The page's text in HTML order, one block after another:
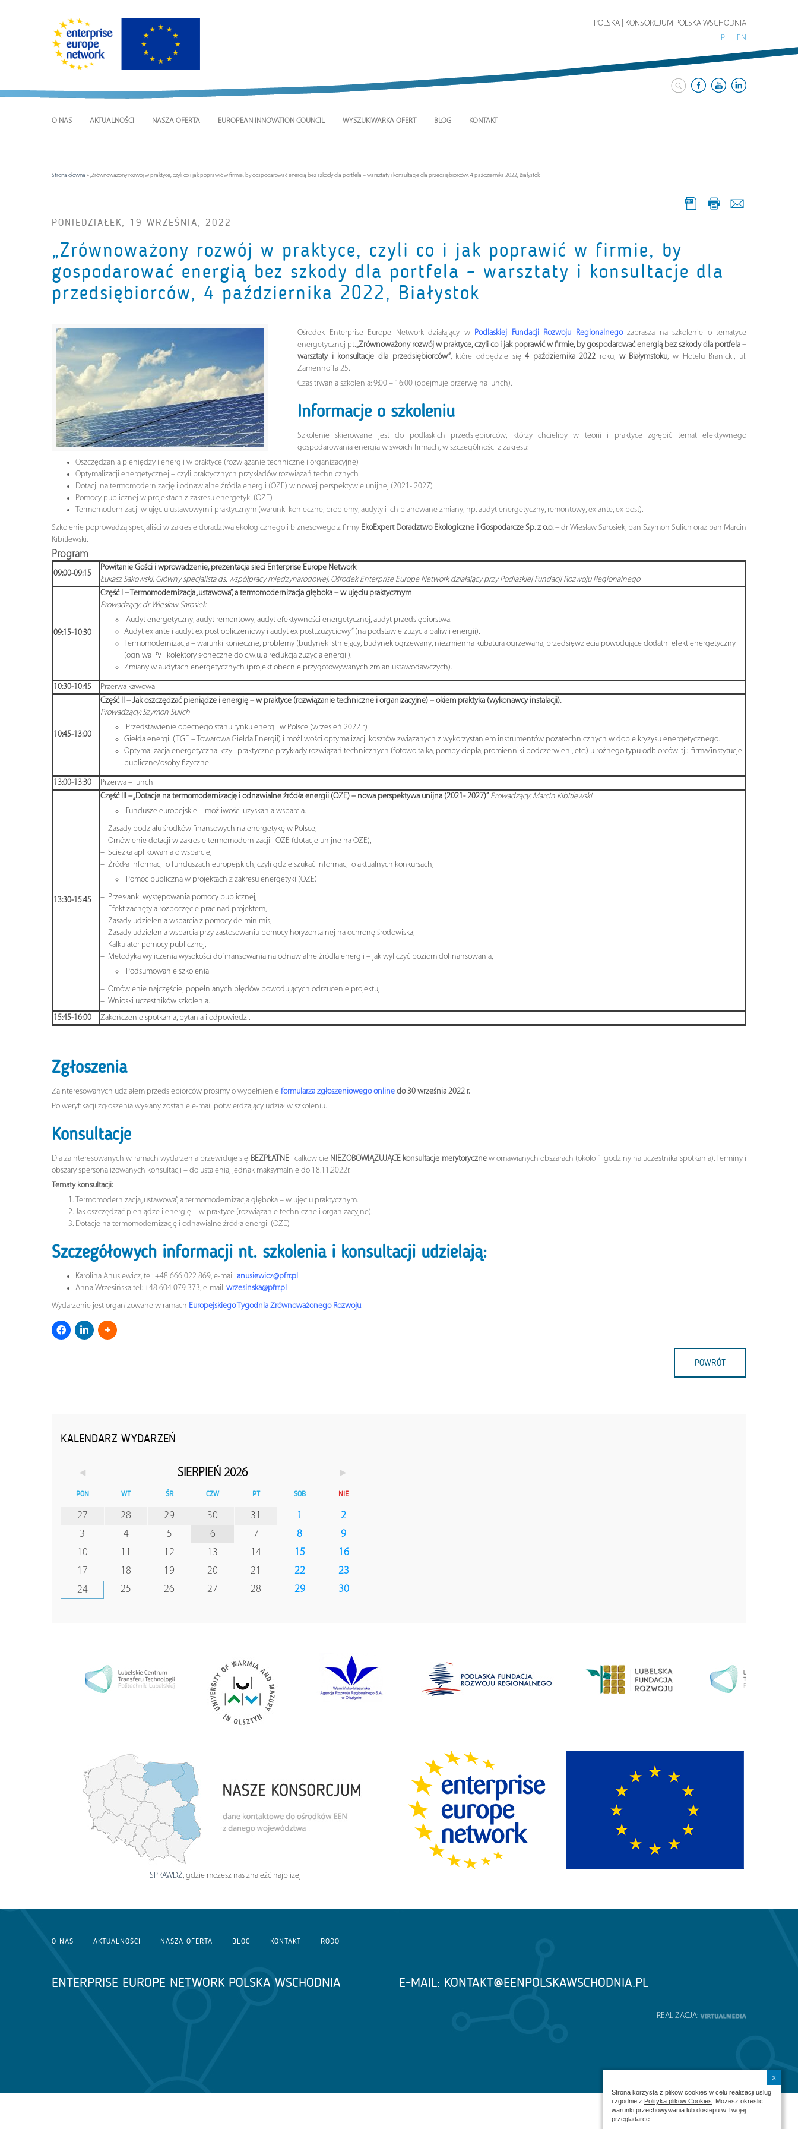
POLSKA | KONSORCJUM POLSKA WSCHODNIA
PL
EN
O NAS AKTUALNOŚCI NASZA OFERTA EUROPEAN INNOVATION COUNCIL WYSZUKIWARKA OFERT BLOG KONTAKT
Strona główna »„Zrównoważony rozwój w praktyce, czyli co i jak poprawić w firmie, by gospodarować energią bez szkody dla portfela – warsztaty i konsultacje dla przedsiębiorców, 4 października 2022, Białystok
PONIEDZIAŁEK, 19 WRZEŚNIA, 2022
„Zrównoważony rozwój w praktyce, czyli co i jak poprawić w firmie, by
gospodarować energią bez szkody dla portfela – warsztaty i konsultacje dla
przedsiębiorców, 4 października 2022, Białystok
Ośrodek Enterprise Europe Network działający w Podlaskiej Fundacji Rozwoju Regionalnego zaprasza na szkolenie o tematyce
energetycznej pt. „Zrównoważony rozwój w praktyce, czyli co i jak poprawić w firmie, by gospodarować energią bez szkody dla portfela –
warsztaty i konsultacje dla przedsiębiorców”, które odbędzie się 4 października 2022 roku, w Białymstoku, w Hotelu Branicki, ul.
Zamenhoffa 25.
Czas trwania szkolenia: 9:00 – 16:00 (obejmuje przerwę na lunch).
Informacje o szkoleniu
Szkolenie skierowane jest do podlaskich przedsiębiorców, którzy chcieliby w teorii i praktyce zgłębić temat efektywnego
gospodarowania energią w swoich firmach, w szczególności z zakresu:
Oszczędzania pieniędzy i energii w praktyce (rozwiązanie techniczne i organizacyjne)
Optymalizacji energetycznej – czyli praktycznych przykładów rozwiązań technicznych
Dotacji na termomodernizację i odnawialne źródła energii (OZE) w nowej perspektywie unijnej (2021- 2027)
Pomocy publicznej w projektach z zakresu energetyki (OZE)
Termomodernizacji w ujęciu ustawowym i praktycznym (warunki konieczne, problemy, audyty i ich planowane zmiany, np. audyt energetyczny, remontowy, ex ante, ex post).
Szkolenie poprowadzą specjaliści w zakresie doradztwa ekologicznego i biznesowego z firmy EkoExpert Doradztwo Ekologiczne i Gospodarcze Sp. z o.o. – dr Wiesław Sarosiek, pan Szymon Sulich oraz pan Marcin
Kibitlewski.
Program
09:00-09:15
Powitanie Gości i wprowadzenie, prezentacja sieci Enterprise Europe Network
Łukasz Sakowski, Główny specjalista ds. współpracy międzynarodowej, Ośrodek Enterprise Europe Network działający przy Podlaskiej Fundacji Rozwoju Regionalnego
09:15-10:30
Część I – Termomodernizacja „ustawowa”, a termomodernizacja głęboka – w ujęciu praktycznym
Prowadzący: dr Wiesław Sarosiek
Audyt energetyczny, audyt remontowy, audyt efektywności energetycznej, audyt przedsiębiorstwa.
Audyt ex ante i audyt ex post obliczeniowy i audyt ex post „zużyciowy” (na podstawie zużycia paliw i energii).
Termomodernizacja – warunki konieczne, problemy (budynek istniejący, budynek ogrzewany, niezmienna kubatura ogrzewana, przedsięwzięcia powodujące dodatni efekt energetyczny
(ogniwa PV i kolektory słoneczne do c.w.u. a redukcja zużycia energii).
Zmiany w audytach energetycznych (projekt obecnie przygotowywanych zmian ustawodawczych).
10:30-10:45 Przerwa kawowa
10:45-13:00
Część II – Jak oszczędzać pieniądze i energię – w praktyce (rozwiązanie techniczne i organizacyjne) – okiem praktyka (wykonawcy instalacji).
Prowadzący: Szymon Sulich
Przedstawienie obecnego stanu rynku energii w Polsce (wrzesień 2022 r.)
Giełda energii (TGE – Towarowa Giełda Energii) i możliwości optymalizacji kosztów związanych z wykorzystaniem instrumentów pozatechnicznych w dobie kryzysu energetycznego.
Optymalizacja energetyczna- czyli praktyczne przykłady rozwiązań technicznych (fotowoltaika, pompy ciepła, promienniki podczerwieni, etc.) u rożnego typu odbiorców: tj.: firma/instytucje
publiczne/osoby fizyczne.
13:00-13:30 Przerwa – lunch
13:30-15:45
Część III – „Dotacje na termomodernizację i odnawialne źródła energii (OZE) – nowa perspektywa unijna (2021- 2027)” Prowadzący: Marcin Kibitlewski
Fundusze europejskie – możliwości uzyskania wsparcia.
– Zasady podziału środków finansowych na energetykę w Polsce,
– Omówienie dotacji w zakresie termomodernizacji i OZE (dotacje unijne na OZE),
– Ścieżka aplikowania o wsparcie,
– Źródła informacji o funduszach europejskich, czyli gdzie szukać informacji o aktualnych konkursach,
Pomoc publiczna w projektach z zakresu energetyki (OZE)
– Przesłanki występowania pomocy publicznej,
– Efekt zachęty a rozpoczęcie prac nad projektem,
– Zasady udzielenia wsparcia z pomocy de minimis,
– Zasady udzielenia wsparcia przy zastosowaniu pomocy horyzontalnej na ochronę środowiska,
– Kalkulator pomocy publicznej,
– Metodyka wyliczenia wysokości dofinansowania na odnawialne źródła energii – jak wyliczyć poziom dofinansowania,
Podsumowanie szkolenia
– Omówienie najczęściej popełnianych błędów powodujących odrzucenie projektu,
– Wnioski uczestników szkolenia.
15:45-16:00
Zakończenie spotkania, pytania i odpowiedzi.
Zgłoszenia
Zainteresowanych udziałem przedsiębiorców prosimy o wypełnienie formularza zgłoszeniowego online do 30 września 2022 r.
Po weryfikacji zgłoszenia wysłany zostanie e-mail potwierdzający udział w szkoleniu.
Konsultacje
Dla zainteresowanych w ramach wydarzenia przewiduje się BEZPŁATNEi całkowicie NIEZOBOWIĄZUJĄCE konsultacje merytorycznew omawianych obszarach (około 1 godziny na uczestnika spotkania). Terminy i
obszary spersonalizowanych konsultacji – do ustalenia, jednak maksymalnie do 18.11.2022r.
Tematy konsultacji:
Termomodernizacja „ustawowa”, a termomodernizacja głęboka – w ujęciu praktycznym.
Jak oszczędzać pieniądze i energię – w praktyce (rozwiązanie techniczne i organizacyjne).
Dotacje na termomodernizację i odnawialne źródła energii (OZE)
Szczegółowych informacji nt. szkolenia i konsultacji udzielają:
Karolina Anusiewicz, tel: +48 666 022 869, e-mail: anusiewicz@pfrr.pl
Anna Wrzesińska tel: +48 604 079 373, e-mail: wrzesinska@pfrr.pl
Wydarzenie jest organizowane w ramach Europejskiego Tygodnia Zrównoważonego Rozwoju.
POWRÓT
KALENDARZ WYDARZEŃ
◄ SIERPIEŃ 2026 ►
PON WT ŚR CZW PT SOB NIE
27 28 29 30 31 1
2
3
4 5 6 7 8
9
10
11 12 13 14 15
16
17
18 19 20 21 22
23
24
25 26 27 28 29 30
SPRAWDŹ, gdzie możesz nas znaleźć najbliżej
O NAS AKTUALNOŚCI NASZA OFERTA BLOG KONTAKT RODO
ENTERPRISE EUROPE NETWORK POLSKA WSCHODNIA E-MAIL: KONTAKT@EENPOLSKAWSCHODNIA.PL
REALIZACJA:
X
Strona korzysta z plikow cookies w celu realizacji uslug
i zgodnie z Polityka plikow Cookies . Mozesz okreslic
warunki przechowywania lub dostepu w Twojej
przegladarce.